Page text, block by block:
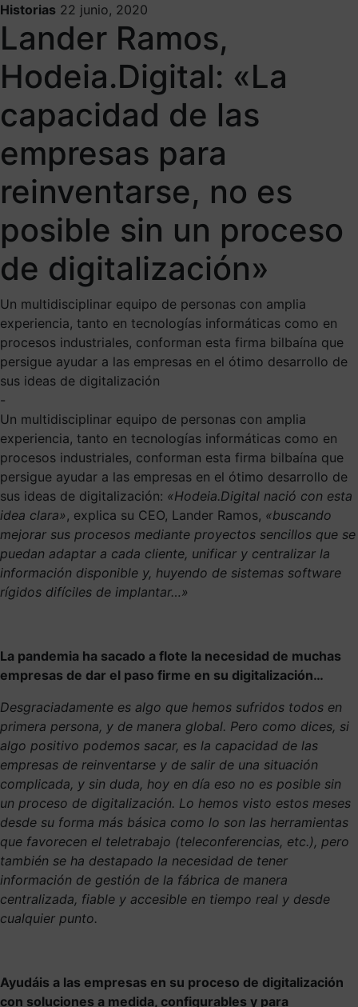
Historias 22 junio, 2020
Lander Ramos,
Hodeia.Digital: «La
capacidad de las
empresas para
reinventarse, no es
posible sin un proceso
de digitalización»
Un multidisciplinar equipo de personas con amplia
experiencia, tanto en tecnologías informáticas como en
procesos industriales, conforman esta firma bilbaína que
persigue ayudar a las empresas en el ótimo desarrollo de
sus ideas de digitalización
-
Un multidisciplinar equipo de personas con amplia
experiencia, tanto en tecnologías informáticas como en
procesos industriales, conforman esta firma bilbaína que
persigue ayudar a las empresas en el ótimo desarrollo de
sus ideas de digitalización: «Hodeia.Digital nació con esta
idea clara» , explica su CEO, Lander Ramos, «buscando
mejorar sus procesos mediante proyectos sencillos que se
puedan adaptar a cada cliente, unificar y centralizar la
información disponible y, huyendo de sistemas software
rígidos difíciles de implantar…»
La pandemia ha sacado a flote la necesidad de muchas
empresas de dar el paso firme en su digitalización…
Desgraciadamente es algo que hemos sufridos todos en
primera persona, y de manera global. Pero como dices, si
algo positivo podemos sacar, es la capacidad de las
empresas de reinventarse y de salir de una situación
complicada, y sin duda, hoy en día eso no es posible sin
un proceso de digitalización. Lo hemos visto estos meses
desde su forma más básica como lo son las herramientas
que favorecen el teletrabajo (teleconferencias, etc.), pero
también se ha destapado la necesidad de tener
información de gestión de la fábrica de manera
centralizada, fiable y accesible en tiempo real y desde
cualquier punto.
Ayudáis a las empresas en su proceso de digitalización
con soluciones a medida, configurables y para